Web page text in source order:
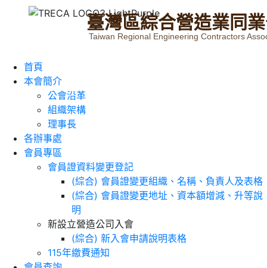
臺灣區綜合營造業同業
Taiwan Regional Engineering Contractors
首頁
本會簡介
公會沿革
組織架構
理事長
各辦事處
會員專區
會員證資料變更登記
(綜合) 會員證變更組織、名稱、負責人及表格
(綜合) 會員證變更地址、資本額增減、升等說
明
新設立營造公司入會
(綜合) 新入會申請說明表格
115年繳費通知